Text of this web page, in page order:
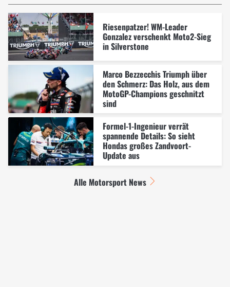
Riesenpatzer! WM-Leader
Gonzalez verschenkt Moto2-Sieg
in Silverstone
Marco Bezzecchis Triumph über
den Schmerz: Das Holz, aus dem
MotoGP-Champions geschnitzt
sind
Formel-1-Ingenieur verrät
spannende Details: So sieht
Hondas großes Zandvoort-
Update aus
Alle Motorsport News